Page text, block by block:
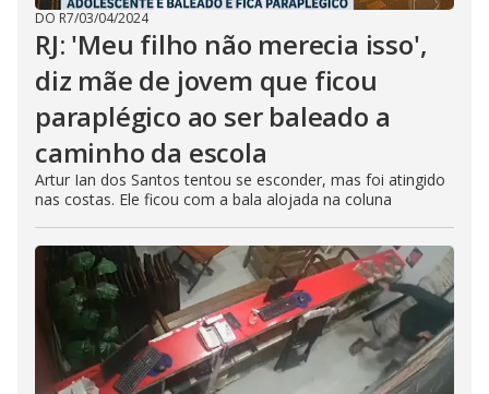
DO R7/03/04/2024
RJ: 'Meu filho não merecia isso',
diz mãe de jovem que ficou
paraplégico ao ser baleado a
caminho da escola
Artur Ian dos Santos tentou se esconder, mas foi atingido
nas costas. Ele ficou com a bala alojada na coluna